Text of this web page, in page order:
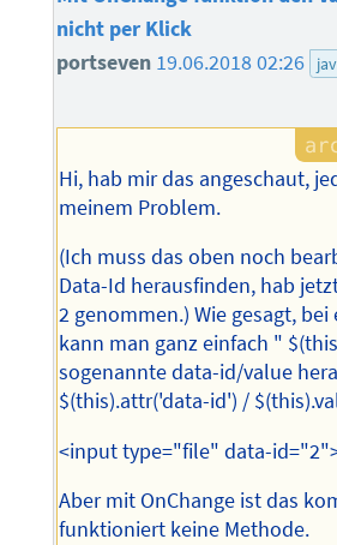
nicht per Klick
portseven 19.06.2018 02:26
Hi, hab mir das angeschaut,
meinem Problem.
(Ich muss das oben noch
Data-Id herausfinden, hab
2 genommen.) Wie gesagt,
kann man ganz einfach "
sogenannte data-id/value
$(this).attr('data-id') /
<input type="file" data-
Aber mit OnChange ist das
funktioniert keine Methode.